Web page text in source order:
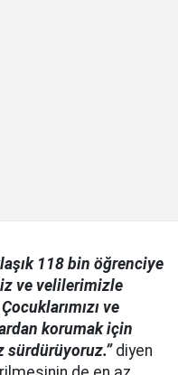
118 bin öğrenciye
ve velilerimizle
ve
korumak için
sürdürüyoruz.”diyen